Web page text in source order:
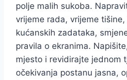
polje malih sukoba.
vrijeme rada, vrijeme
kućanskih zadataka,
pravila o ekranima.
mjesto i revidirajte jednom
očekivanja postanu jasna,